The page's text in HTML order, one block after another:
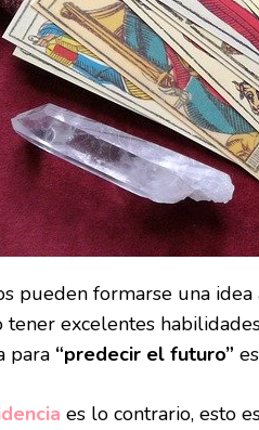
pueden formarse una
tener excelentes
para “predecir el futuro”
es lo contrario, esto